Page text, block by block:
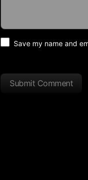
Save my name and
Submit Comment